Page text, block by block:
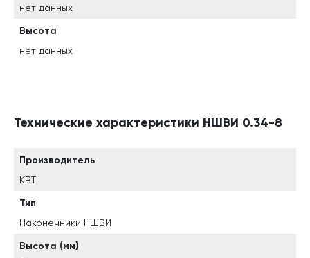
нет данных
Высота
нет данных
Технические характеристики НШВИ 0.34-8
Производитель
КВТ
Тип
Наконечники НШВИ
Высота (мм)